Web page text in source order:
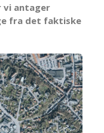
vi antager
fra det faktiske